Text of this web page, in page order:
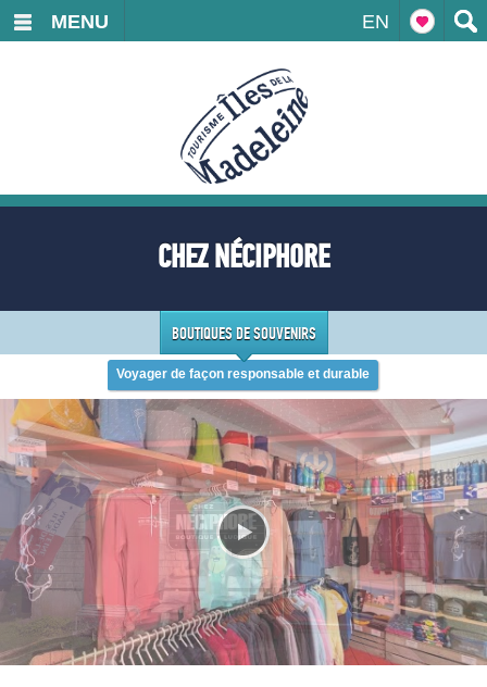
EN
MENU
CHEZ NÉCIPHORE
BOUTIQUES DE SOUVENIRS
Voyager de façon responsable et durable